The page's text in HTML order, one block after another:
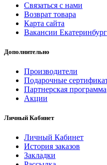
Связаться с нами
Возврат товара
Карта сайта
Вакансии Екатеринбург
Дополнительно
Производители
Подарочные
Партнерская программа
Акции
Личный Кабинет
Личный Кабинет
История заказов
Закладки